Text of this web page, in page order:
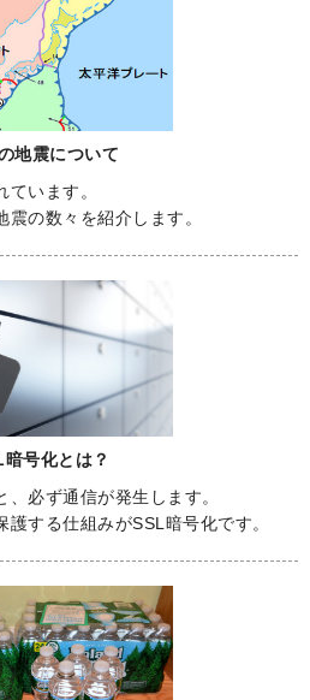
地震について
います。
の数々を紹介します。
暗号化とは？
必ず通信が発生します。
する仕組みがSSL暗号化です。